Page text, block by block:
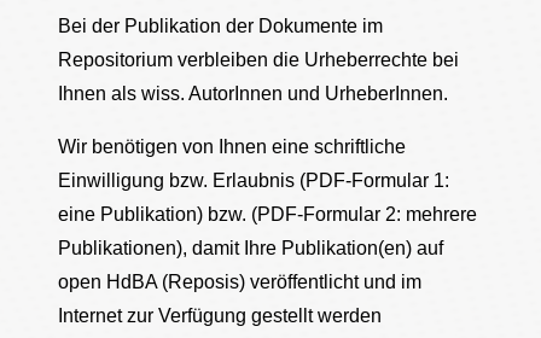
Bei der Publikation der Dokumente im
Repositorium verbleiben die Urheberrechte bei
Ihnen als wiss. AutorInnen und UrheberInnen.
Wir benötigen von Ihnen eine schriftliche
Einwilligung bzw. Erlaubnis (PDF-Formular 1:
eine Publikation) bzw. (PDF-Formular 2: mehrere
Publikationen), damit Ihre Publikation(en) auf
open HdBA (Reposis) veröffentlicht und im
Internet zur Verfügung gestellt werden